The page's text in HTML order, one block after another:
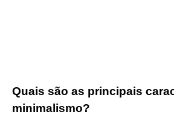
Quais são as principais
minimalismo?